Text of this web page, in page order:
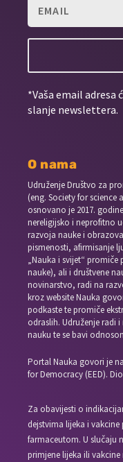
*Vaša email
slanje newslettera.
O nama
Udruženje Društvo za
(eng. Society for science
osnovano je 2017.
nereligijsko i neprofitno
razvoja nauke i
pismenosti, afirmisanje
„Nauka i svijet“
nauke), ali i društvene
novinarstvo, radi na
kroz website Nauka
podkaste te promiče
odraslih. Udruženje radi
nauku te se bavi
Portal Nauka govori je
for Democracy (EED).
Za obavijesti o
dejstvima lijeka i
farmaceutom. U slučaju
primjene lijeka ili